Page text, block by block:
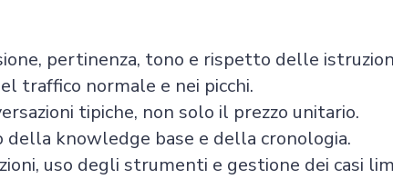
pertinenza, tono e rispetto delle
traffico normale e nei picchi.
tipiche, non solo il prezzo unitario.
knowledge base e della cronologia.
uso degli strumenti e gestione dei casi